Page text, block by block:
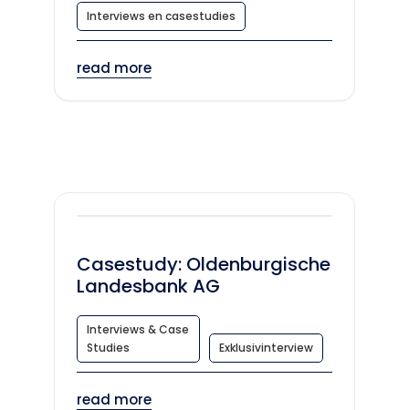
Interviews en casestudies
read more
Casestudy: Oldenburgische
Landesbank AG
Interviews & Case
Studies
Exklusivinterview
read more